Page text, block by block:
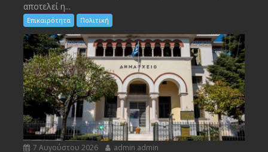
αποτελεί η...
Επικαιρότητα Πολιτική
7 Αυγούστου 2026 admin admin